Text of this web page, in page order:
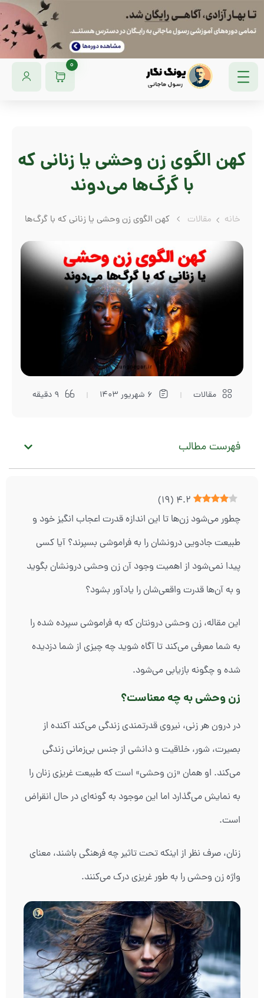
0
کهن الگوی زن وحشی یا زنانی که
با گرگ‌ها می‌دوند
خانه مقالات کهن الگوی زن وحشی یا زنانی که با گرگ‌ها
مقالات 6 شهریور 1403 9 دقیقه
فهرست مطالب
4.2
(
19
)
چطور می‌شود زن‌ها تا این اندازه قدرت اعجاب انگیز خود و
طبیعت جادویی درونشان را به فراموشی بسپرند؟ آیا کسی
پیدا نمی‌شود از اهمیت وجود آن زن وحشی درونشان بگوید
و به آن‌ها قدرت واقعی‌شان را یادآور بشود؟
این مقاله، زن وحشی درونتان که به فراموشی سپرده شده را
به شما معرفی می‌کند تا آگاه شوید چه چیزی از شما دزدیده
شده و چگونه بازیابی می‌شود.
زن وحشی به چه معناست؟
در درون هر زنی، نیروی قدرتمندی زندگی می‌کند آکنده از
بصیرت، شور، خلاقیت و دانشی از جنس بی‌زمانی زندگی
می‌کند. او همان «زن وحشی» است که طبیعت غریزی زنان را
به نمایش می‌گذارد اما این موجود به گونه‌ای در حال انقراض
است.
زنان، صرف نظر از اینکه تحت تاثیر چه فرهنگی باشند، معنای
واژه زن وحشی را به طور غریزی درک می‌کنند.